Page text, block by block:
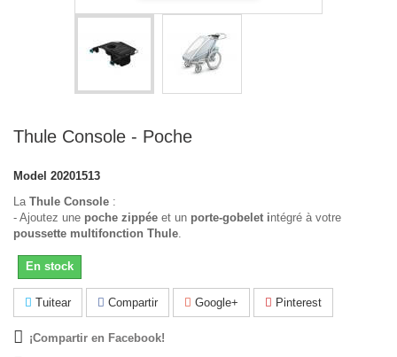
Thule Console - Poche
Model 20201513
LaThule Console :
- Ajoutez une poche zippée et un porte-gobelet intégré à votre
poussette multifonction Thule.
En stock
Tuitear Compartir Google+ Pinterest
¡Compartir en Facebook!